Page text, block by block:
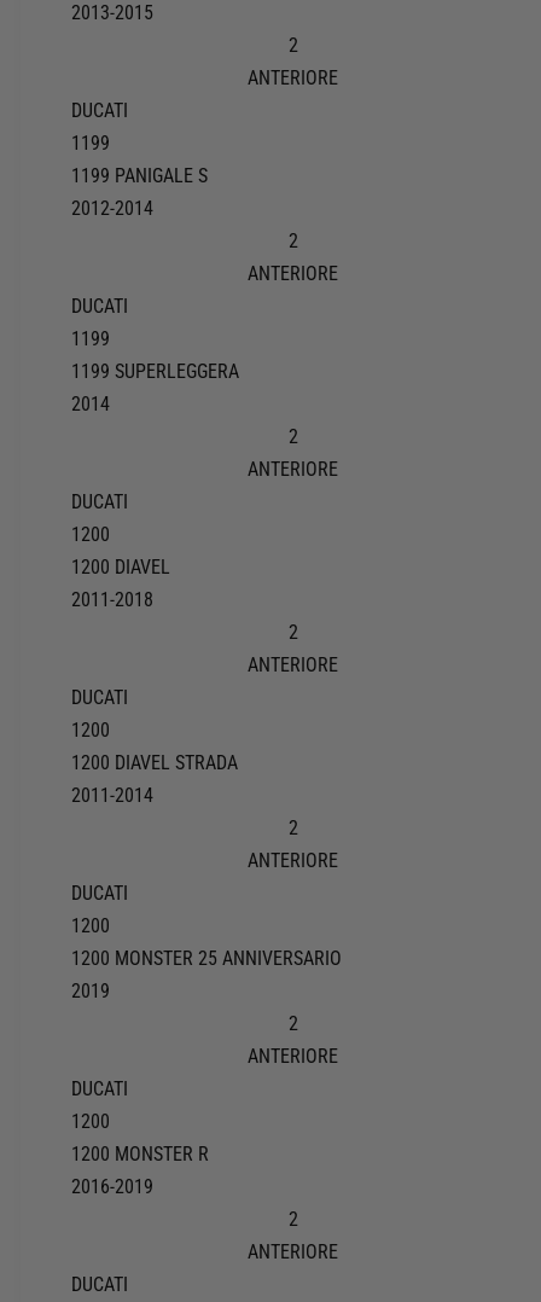
2013-2015
2
ANTERIORE
DUCATI
1199
1199 PANIGALE S
2012-2014
2
ANTERIORE
DUCATI
1199
1199 SUPERLEGGERA
2014
2
ANTERIORE
DUCATI
1200
1200 DIAVEL
2011-2018
2
ANTERIORE
DUCATI
1200
1200 DIAVEL STRADA
2011-2014
2
ANTERIORE
DUCATI
1200
1200 MONSTER 25 ANNIVERSARIO
2019
2
ANTERIORE
DUCATI
1200
1200 MONSTER R
2016-2019
2
ANTERIORE
DUCATI